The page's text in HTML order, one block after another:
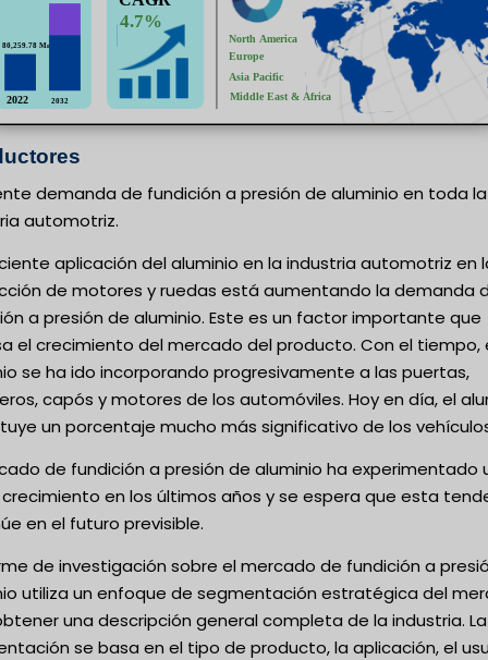
demanda de fundición a presión de aluminio en toda la
automotriz.
aplicación del aluminio en la industria automotriz en
de motores y ruedas está aumentando la demanda
a presión de aluminio. Este es un factor importante que
el crecimiento del mercado del producto. Con el tiempo,
se ha ido incorporando progresivamente a las puertas,
capós y motores de los automóviles. Hoy en día, el
un porcentaje mucho más significativo de los
de fundición a presión de aluminio ha experimentado
en los últimos años y se espera que esta
en el futuro previsible.
de investigación sobre el mercado de fundición a
utiliza un enfoque de segmentación estratégica del
una descripción general completa de la industria. La
se basa en el tipo de producto, la aplicación, el